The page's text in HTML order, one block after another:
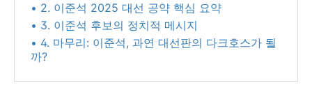
• 2. 이준석 2025 대선 공약 핵심 요약
• 3. 이준석 후보의 정치적 메시지
• 4. 마무리: 이준석, 과연 대선판의 다크호스가 될
까?